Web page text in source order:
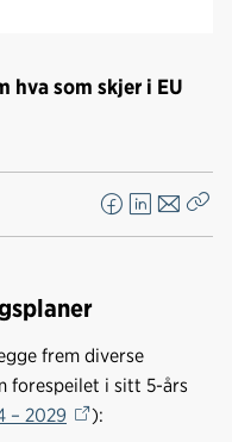
hva som skjer i EU
F
a
o
o
k
L
i
d
I
E
-
frem diverse
forespeilet i sitt 5-års
– 2029 ):